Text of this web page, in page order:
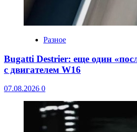
Разное
Bugatti Destrier: еще один
с двигателем W16
07.08.2026 0